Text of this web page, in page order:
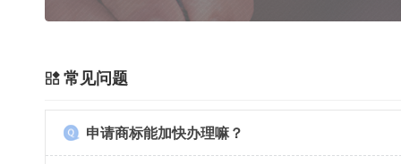
常见问题
申请商标能加快办理嘛？